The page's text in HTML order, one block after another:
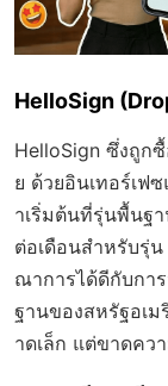
HelloSign
HelloSign ซึ่งถูก
ย ด้วยอินเทอร์เฟ
าเริ่มต้นที่รุ่นพื้นฐ
ต่อเดือนสำหรับรุ่
ณาการได้ดีกับกา
ฐานของสหรัฐอเ
าดเล็ก แต่ขาดคว